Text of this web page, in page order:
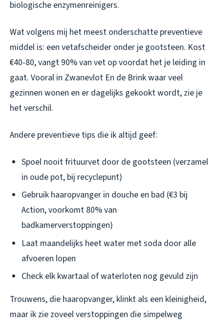
biologische enzymenreinigers.
Wat volgens mij het meest onderschatte preventieve
middel is: een vetafscheider onder je gootsteen. Kost
€40-80, vangt 90% van vet op voordat het je leiding in
gaat. Vooral in Zwanevlot En de Brink waar veel
gezinnen wonen en er dagelijks gekookt wordt, zie je
het verschil.
Andere preventieve tips die ik altijd geef:
Spoel nooit frituurvet door de gootsteen (verzamel
in oude pot, bij recyclepunt)
Gebruik haaropvanger in douche en bad (€3 bij
Action, voorkomt 80% van
badkamerverstoppingen)
Laat maandelijks heet water met soda door alle
afvoeren lopen
Check elk kwartaal of waterloten nog gevuld zijn
Trouwens, die haaropvanger, klinkt als een kleinigheid,
maar ik zie zoveel verstoppingen die simpelweg